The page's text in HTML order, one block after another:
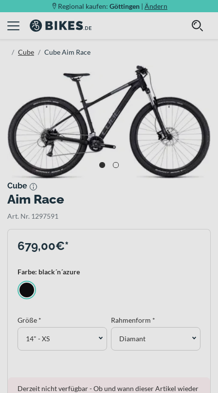
Regional kaufen: Göttingen | Ändern
Cube Cube Aim Race
Cube
Aim Race
Art. Nr. 1297591
679,00€*
Farbe: black´n´azure
Größe *
14" - XS
Rahmenform *
Diamant
Derzeit nicht verfügbar - Ob und wann dieser Artikel wieder